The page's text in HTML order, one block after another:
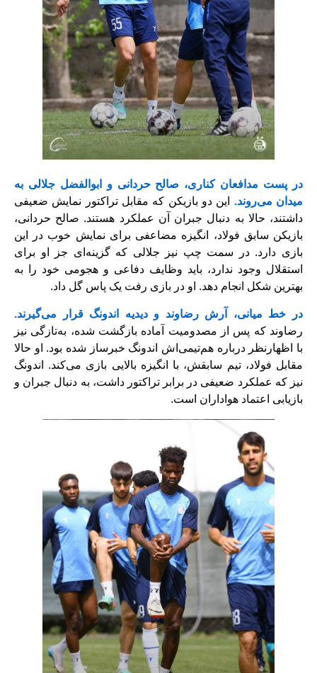
در پست مدافعان کناری، صالح حردانی و ابوالفضل جلالی به
میدان می‌روند. این دو بازیکن که مقابل تراکتور نمایش ضعیفی
داشتند، حالا به دنبال جبران آن عملکرد هستند. صالح حردانی،
بازیکن سابق فولاد، انگیزه مضاعفی برای نمایش خوب در این
بازی دارد. در سمت چپ نیز جلالی که گزینه‌ای جز او برای
استقلال وجود ندارد، باید وظایف دفاعی و هجومی خود را به
بهترین شکل انجام دهد. او در بازی رفت یک پاس گل داد.
در خط میانی، آرش رضاوند و دیدیه اندونگ قرار می‌گیرند.
رضاوند که پس از مصدومیت آماده بازگشت شده، به‌تازگی نیز
با اظهارنظر درباره هم‌تیمی‌اش اندونگ خبرساز شده بود. او حالا
مقابل فولاد، تیم سابقش، با انگیزه بالایی بازی می‌کند. اندونگ
نیز که عملکرد ضعیفی در برابر تراکتور داشت، به دنبال جبران و
بازیابی اعتماد هواداران است.